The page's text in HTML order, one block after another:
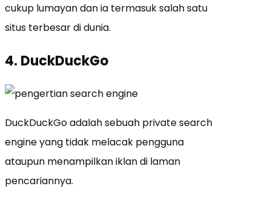
cukup lumayan dan ia termasuk salah satu
situs terbesar di dunia.
4. DuckDuckGo
DuckDuckGo adalah sebuah private search
engine yang tidak melacak pengguna
ataupun menampilkan iklan di laman
pencariannya.